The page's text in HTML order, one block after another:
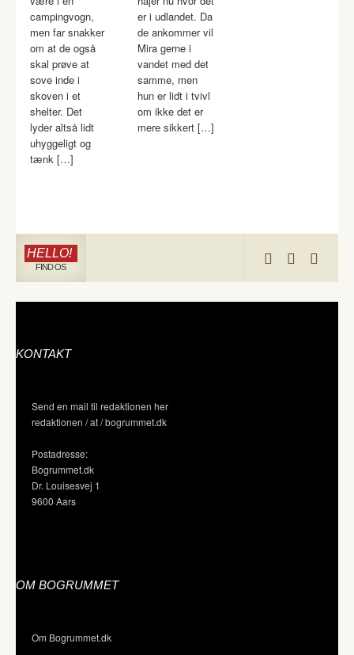
campingvogn,
men far snakker
om at de også
skal prøve at
sove inde i
skoven i et
shelter. Det
lyder altså lidt
uhyggeligt og
tænk […]
er i udlandet. Da
de ankommer vil
Mira gerne i
vandet med det
samme, men
hun er lidt i tvivl
om ikke det er
mere sikkert […]
HELLO!
FIND OS
KONTAKT
Send en mail til redaktionen her
redaktionen / at / bogrummet.dk
Postadresse:
Bogrummet.dk
Dr. Louisesvej 1
9600 Aars
OM BOGRUMMET
Om Bogrummet.dk